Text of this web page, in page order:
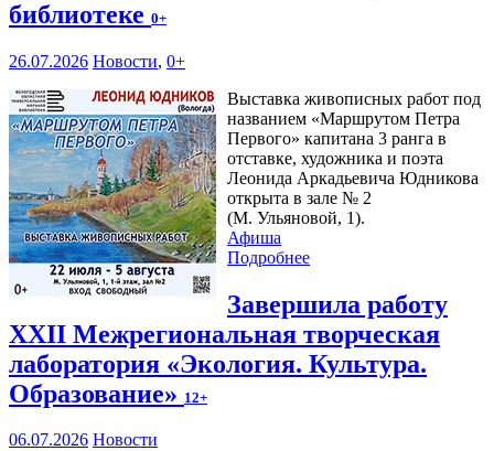
библиотеке 0+
26.07.2026 Новости, 0+
Выставка живописных работ под
названием «Маршрутом Петра
Первого» капитана 3 ранга в
отставке, художника и поэта
Леонида Аркадьевича Юдникова
открыта в зале № 2
(М. Ульяновой, 1).
Афиша
Подробнее
Завершила работу
XXII Межрегиональная творческая
лаборатория «Экология. Культура.
Образование» 12+
06.07.2026 Новости